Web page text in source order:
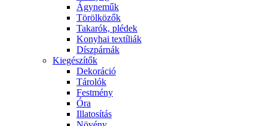
Ágyneműk
Törölközők
Takarók, plédek
Konyhai textíliák
Díszpárnák
Kiegészítők
Dekoráció
Tárolók
Festmény
Óra
Illatosítás